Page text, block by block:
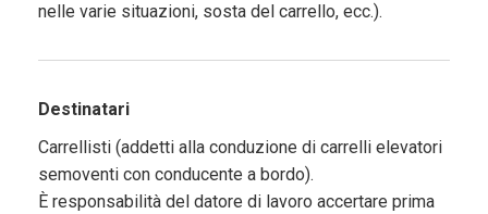
nelle varie situazioni, sosta del carrello, ecc.).
Destinatari
Carrellisti (addetti alla conduzione di carrelli elevatori
semoventi con conducente a bordo).
È responsabilità del datore di lavoro accertare prima